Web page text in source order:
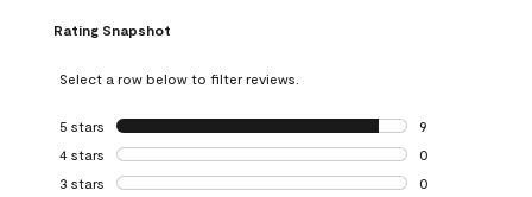
Rating Snapshot
Select a row below to filter reviews.
5 stars stars
9
9 reviews with 5
4 stars stars
0
0 reviews with 4
3 stars stars
0